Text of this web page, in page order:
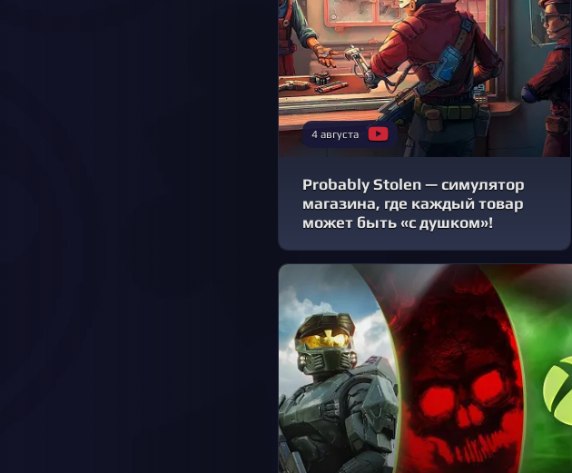
4 августа
Probably Stolen — симулятор
магазина, где каждый товар
может быть «с душком»!